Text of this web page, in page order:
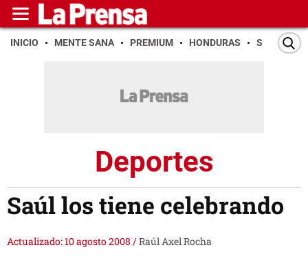
INICIO MENTE SANA PREMIUM HONDURAS SAN PEDRO
Deportes
Saúl los tiene celebrando
Actualizado: 10 agosto 2008 /Raúl Axel Rocha